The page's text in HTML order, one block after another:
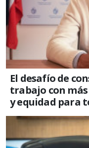
El desafío de
trabajo con
y equidad para